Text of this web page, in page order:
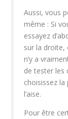
Aussi, vous
même : Si
essayez
sur la droite,
n’y a
de tester les
choisissez
l’aise.
Pour être